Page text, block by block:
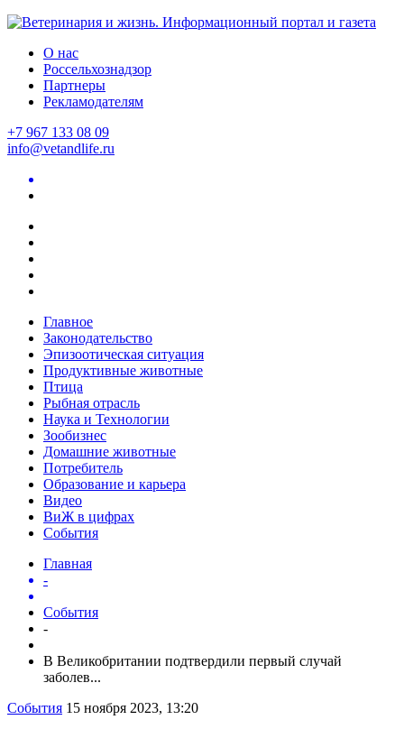
О нас
Россельхознадзор
Партнеры
Рекламодателям
+7 967 133 08 09
info@vetandlife.ru
Главное
Законодательство
Эпизоотическая ситуация
Продуктивные животные
Птица
Рыбная отрасль
Наука и Технологии
Зообизнес
Домашние животные
Потребитель
Образование и карьера
Видео
ВиЖ в цифрах
События
Главная
-
События
-
В Великобритании подтвердили первый случай
заболев...
События 15 ноября 2023, 13:20